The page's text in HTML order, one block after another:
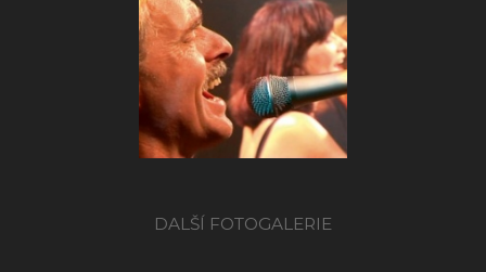
DALŠÍ FOTOGALERIE